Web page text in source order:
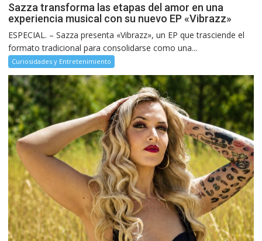
Sazza transforma las etapas del amor en una
experiencia musical con su nuevo EP «Vibrazz»
ESPECIAL. – Sazza presenta «Vibrazz», un EP que trasciende el
formato tradicional para consolidarse como una...
Curiosidades y Entretenimiento